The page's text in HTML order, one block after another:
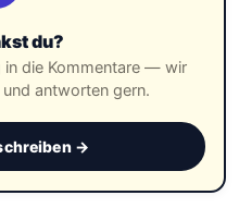
du?
in die Kommentare — wir
antworten gern.
→